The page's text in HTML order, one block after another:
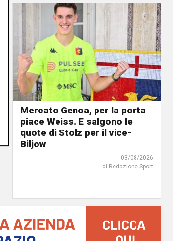
Mercato Genoa, per la porta
piace Weiss. E salgono le
quote di Stolz per il vice-
Biljow
03/08/2026
di Redazione Sport